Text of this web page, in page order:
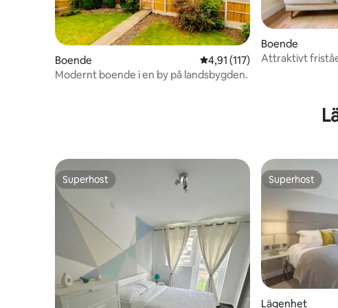
Boende 4,91 av 5 i genomsnittligt
4,91 (117)
Modernt boende i en by på landsbygden.
Boende
Attraktivt
Superhost
Superhost Superhost
Superhost
Lägenhet